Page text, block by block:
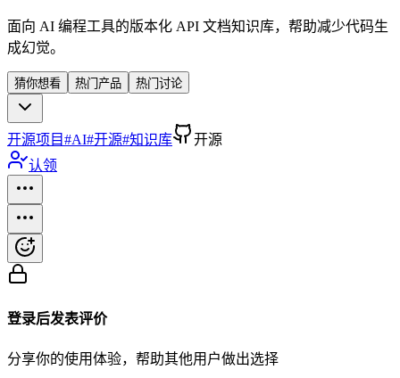
面向 AI 编程工具的版本化 API 文档知识库，帮助减少代码生
成幻觉。
猜你想看 热门产品 热门讨论
开源项目#AI#开源#知识库
开源
认领
登录后发表评价
分享你的使用体验，帮助其他用户做出选择